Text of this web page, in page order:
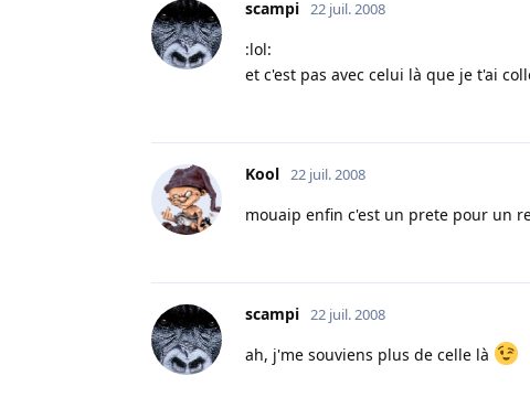
scampi 22 juil. 2008
:lol:
et c'est pas avec celui là que je t'ai
Kool 22 juil. 2008
mouaip enfin c'est un prete pour un
scampi 22 juil. 2008
ah, j'me souviens plus de celle là